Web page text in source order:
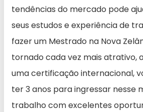
tendências do mercado pode
seus estudos e experiência de
fazer um Mestrado na Nova
tornado cada vez mais atrativo,
uma certificação internacional,
ter 3 anos para ingressar nesse
trabalho com excelentes